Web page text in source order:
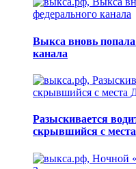
Выкса вновь
канала
Разыскивается
скрывшийся с